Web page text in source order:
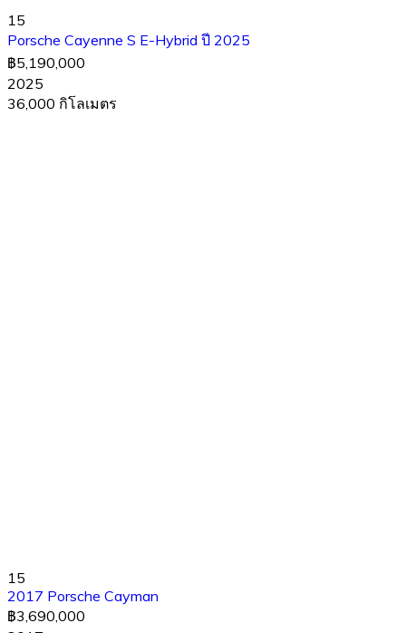
15
Porsche Cayenne S E-Hybrid ปี 2025
฿5,190,000
2025
36,000 กิโลเมตร
15
2017 Porsche Cayman
฿3,690,000